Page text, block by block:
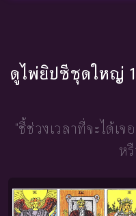
ดูไพ่ยิปซีชุดใหญ่
"ชี้ช่วงเวลาที่จะได้เจ
ห